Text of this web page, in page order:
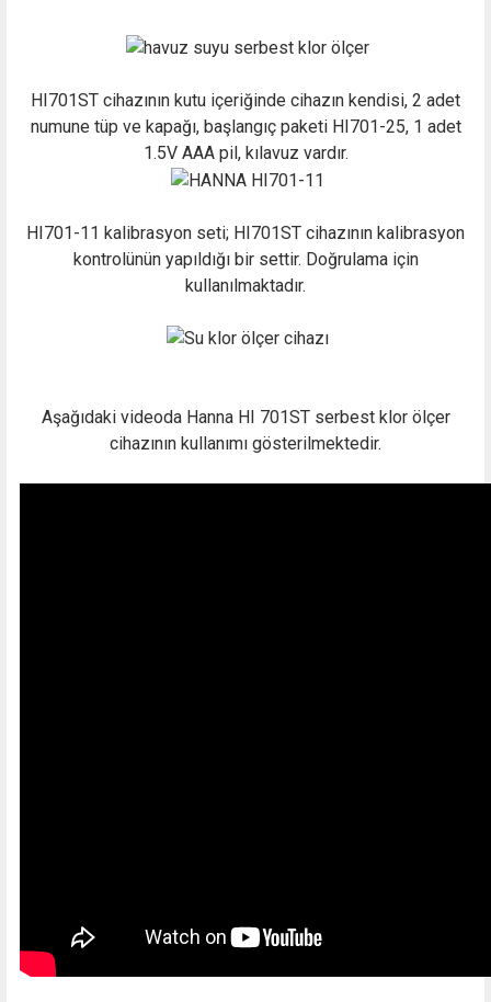
HI701ST cihazının kutu içeriğinde cihazın kendisi, 2 adet
numune tüp ve kapağı, başlangıç paketi HI701-25, 1 adet
1.5V AAA pil, kılavuz vardır.
HI701-11 kalibrasyon seti; HI701ST cihazının kalibrasyon
kontrolünün yapıldığı bir settir. Doğrulama için
kullanılmaktadır.
Aşağıdaki videoda Hanna HI 701ST serbest klor ölçer
cihazının kullanımı gösterilmektedir.